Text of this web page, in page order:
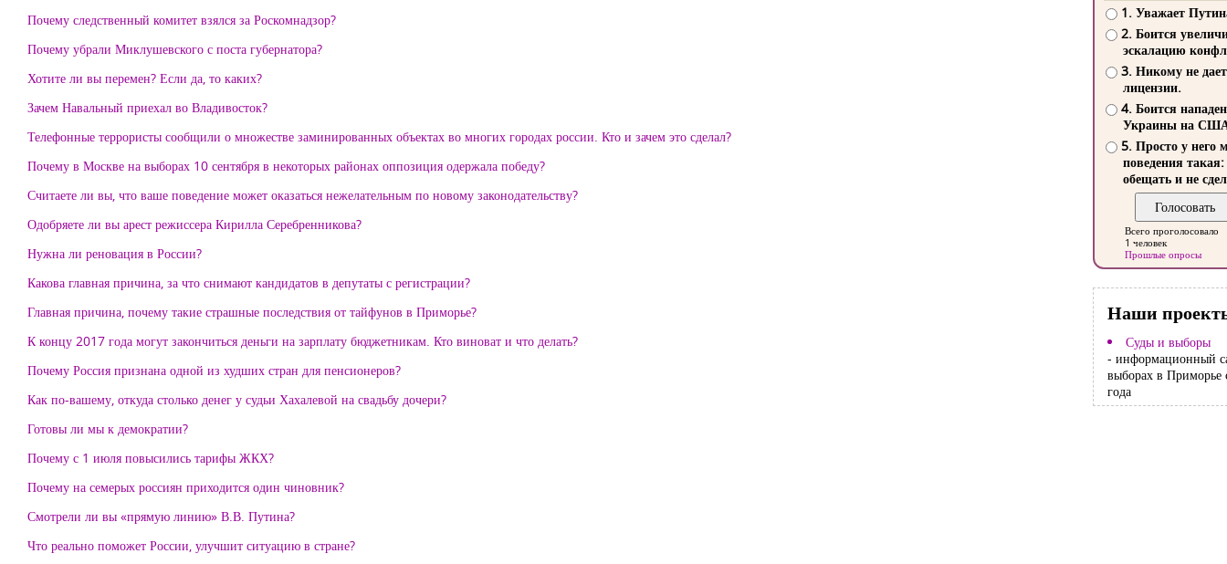
Почему следственный комитет взялся за Роскомнадзор?
Почему убрали Миклушевского с поста губернатора?
Хотите ли вы перемен? Если да, то каких?
Зачем Навальный приехал во Владивосток?
Телефонные террористы сообщили о множестве заминированных объектах во многих городах россии. Кто и зачем это сделал?
Почему в Москве на выборах 10 сентября в некоторых районах оппозиция одержала победу?
Считаете ли вы, что ваше поведение может оказаться нежелательным по новому законодательству?
Одобряете ли вы арест режиссера Кирилла Серебренникова?
Нужна ли реновация в России?
Какова главная причина, за что снимают кандидатов в депутаты с регистрации?
Главная причина, почему такие страшные последствия от тайфунов в Приморье?
К концу 2017 года могут закончиться деньги на зарплату бюджетникам. Кто виноват и что делать?
Почему Россия признана одной из худших стран для пенсионеров?
Как по-вашему, откуда столько денег у судьи Хахалевой на свадьбу дочери?
Готовы ли мы к демократии?
Почему с 1 июля повысились тарифы ЖКХ?
Почему на семерых россиян приходится один чиновник?
Смотрели ли вы «прямую линию» В.В. Путина?
Что реально поможет России, улучшит ситуацию в стране?
1. Уважает
2. Боится
эскалацию
3. Никому не
лицензии.
4. Боится
Украины на
5. Просто у него
поведения такая:
обещать и не
Всего проголосовало
1 человек
Прошлые опросы
Наши
Суды и выборы
- информационный
выборах в Приморье
года